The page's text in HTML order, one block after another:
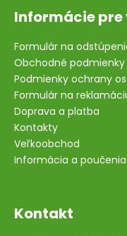
Informácie pre
Formulár na
Obchodné podmienky
Podmienky ochrany
Formulár na
Doprava a platba
Kontakty
Veľkoobchod
Informácia a
Kontakt